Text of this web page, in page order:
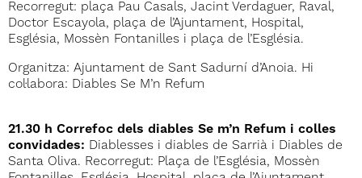
Recorregut: plaça Pau Casals, Jacint Verdaguer, Raval,
Doctor Escayola, plaça de l’Ajuntament, Hospital,
Església, Mossèn Fontanilles i plaça de l’Església.
Organitza: Ajuntament de Sant Sadurní d’Anoia. Hi
col·labora: Diables Se M’n Refum
21.30 h Correfoc dels diables Se m’n Refum i colles
convidades: Diablesses i diables de Sarrià i Diables de
Santa Oliva. Recorregut: Plaça de l’Església, Mossèn